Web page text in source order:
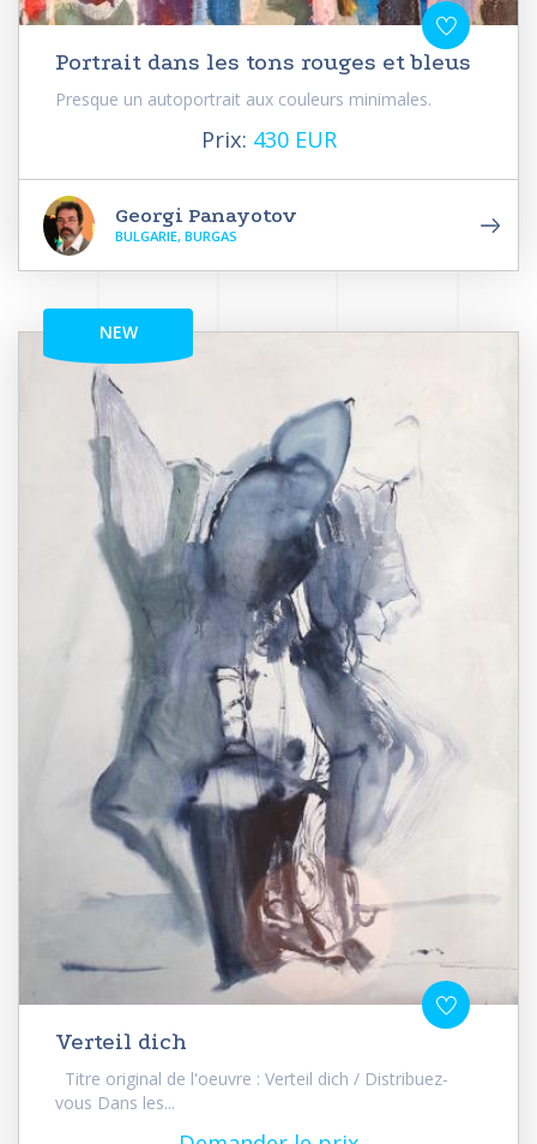
Portrait dans les tons rouges et bleus
Presque un autoportrait aux couleurs minimales.
Prix: 430 EUR
Georgi Panayotov
BULGARIE, BURGAS
NEW
Verteil dich
Titre original de l'oeuvre : Verteil dich / Distribuez-
vous Dans les...